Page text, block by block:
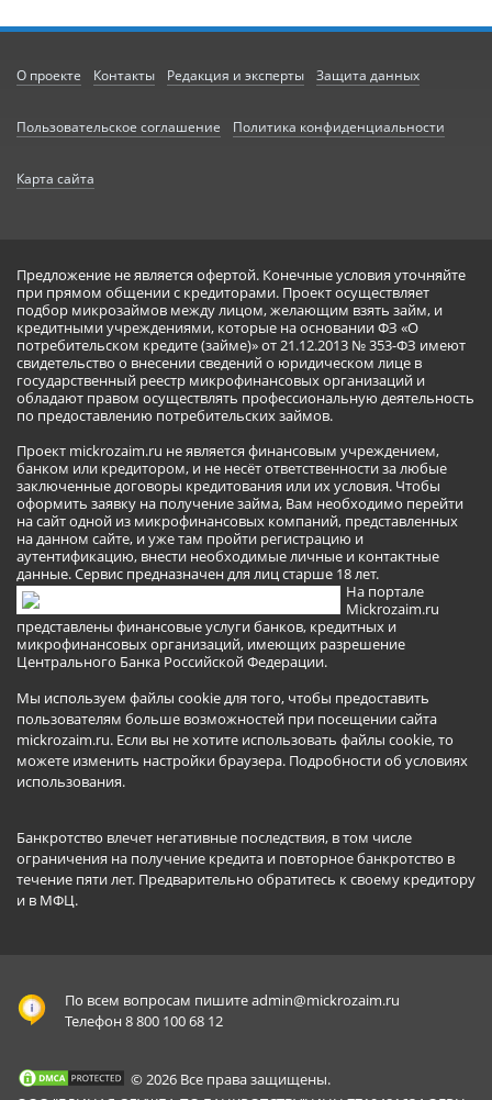
О проекте Контакты Редакция и эксперты Защита данных
Пользовательское соглашение Политика конфиденциальности
Карта сайта
Предложение не является офертой. Конечные условия уточняйте
при прямом общении с кредиторами. Проект осуществляет
подбор микрозаймов между лицом, желающим взять займ, и
кредитными учреждениями, которые на основании ФЗ «О
потребительском кредите (займе)» от 21.12.2013 № 353-ФЗ имеют
свидетельство о внесении сведений о юридическом лице в
государственный реестр микрофинансовых организаций и
обладают правом осуществлять профессиональную деятельность
по предоставлению потребительских займов.
Проект mickrozaim.ru не является финансовым учреждением,
банком или кредитором, и не несёт ответственности за любые
заключенные договоры кредитования или их условия. Чтобы
оформить заявку на получение займа, Вам необходимо перейти
на сайт одной из микрофинансовых компаний, представленных
на данном сайте, и уже там пройти регистрацию и
аутентификацию, внести необходимые личные и контактные
данные. Сервис предназначен для лиц старше 18 лет.
На портале
Mickrozaim.ru
представлены финансовые услуги банков, кредитных и
микрофинансовых организаций, имеющих разрешение
Центрального Банка Российской Федерации.
Мы используем файлы cookie для того, чтобы предоставить
пользователям больше возможностей при посещении сайта
mickrozaim.ru. Если вы не хотите использовать файлы cookie, то
можете изменить настройки браузера. Подробности об условиях
использования.
Банкротство влечет негативные последствия, в том числе
ограничения на получение кредита и повторное банкротство в
течение пяти лет. Предварительно обратитесь к своему кредитору
и в МФЦ.
По всем вопросам пишитеadmin@mickrozaim.ru
Телефон 8 800 100 68 12
© 2026 Все права защищены.